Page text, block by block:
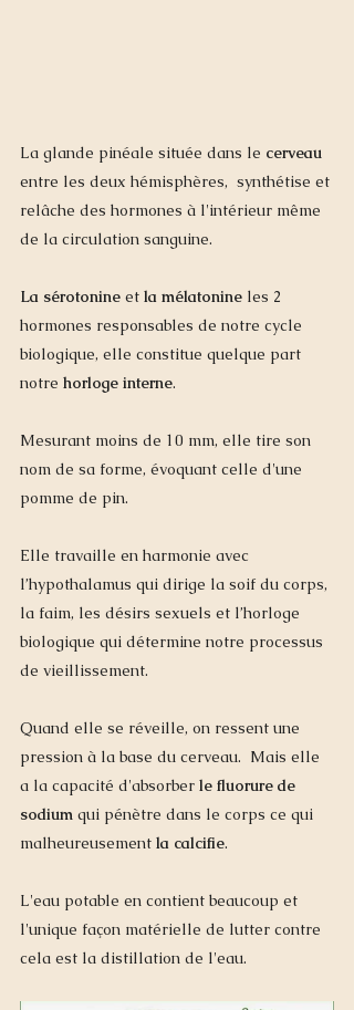
La glande pinéale située dans le cerveau
entre les deux hémisphères,  synthétise et
relâche des hormones à l'intérieur même
de la circulation sanguine.
La sérotonine et la mélatonine les 2
hormones responsables de notre cycle
biologique, elle constitue quelque part
notre horloge interne.
Mesurant moins de 10 mm, elle tire son
nom de sa forme, évoquant celle d'une
pomme de pin.
Elle travaille en harmonie avec
l’hypothalamus qui dirige la soif du corps,
la faim, les désirs sexuels et l’horloge
biologique qui détermine notre processus
de vieillissement.
Quand elle se réveille, on ressent une
pression à la base du cerveau.  Mais elle
a la capacité d'absorber le fluorure de
sodium qui pénètre dans le corps ce qui
malheureusement la calcifie.
L'eau potable en contient beaucoup et
l'unique façon matérielle de lutter contre
cela est la distillation de l'eau.